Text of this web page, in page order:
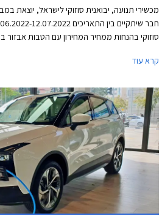
מכשירי תנועה, יבואנית סוזוקי לישראל, יוצאת
סוזוקי בהנחות ממחיר המחירון עם הטבות
קרא עוד